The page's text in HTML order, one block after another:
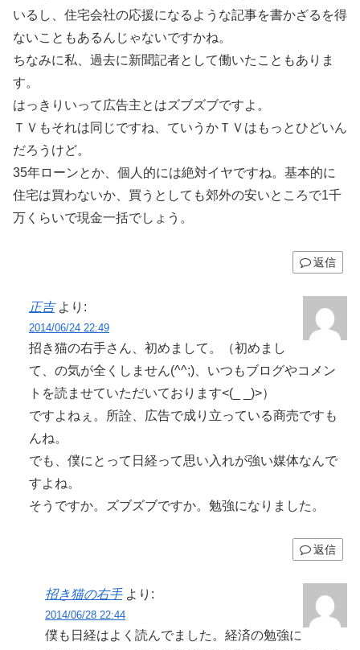
いるし、住宅会社の応援になるような記事を書かざるを得
ないこともあるんじゃないですかね。
ちなみに私、過去に新聞記者として働いたこともありま
す。
はっきりいって広告主とはズブズブですよ。
ＴＶもそれは同じですね、ていうかＴＶはもっとひどいん
だろうけど。
35年ローンとか、個人的には絶対イヤですね。基本的に
住宅は買わないか、買うとしても郊外の安いところで1千
万くらいで現金一括でしょう。
返信
正吉 より:
2014/06/24 22:49
招き猫の右手さん、初めまして。（初めまし
て、の気が全くしません(^^;)、いつもブログやコメン
トを読ませていただいております<(_ _)>）
ですよねぇ。所詮、広告で成り立っている商売ですも
んね。
でも、僕にとって日経って思い入れが強い媒体なんで
すよね。
そうですか。ズブズブですか。勉強になりました。
返信
招き猫の右手 より:
2014/06/28 22:44
僕も日経はよく読んでました。経済の勉強に